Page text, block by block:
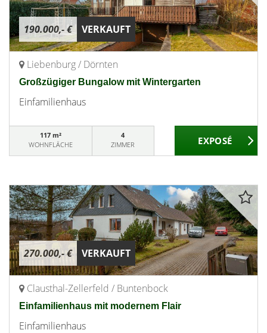
190.000,- € VERKAUFT
Liebenburg / Dörnten
Großzügiger Bungalow mit Wintergarten
Einfamilienhaus
117 m²
WOHNFLÄCHE
4
ZIMMER
270.000,- € VERKAUFT
Clausthal-Zellerfeld / Buntenbock
Einfamilienhaus mit modernem Flair
Einfamilienhaus